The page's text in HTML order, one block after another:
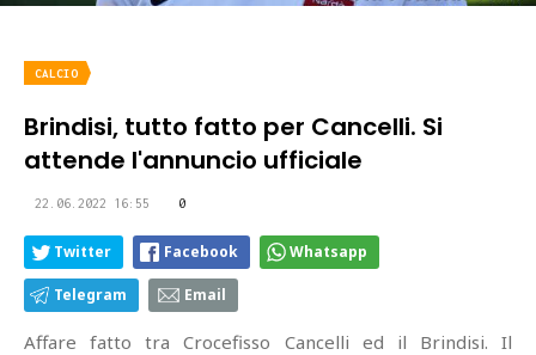
CALCIO
Brindisi, tutto fatto per Cancelli. Si
attende l'annuncio ufficiale
22.06.2022 16:55 0
Twitter Facebook Whatsapp
Telegram Email
Affare fatto tra Crocefisso Cancelli ed il Brindisi. Il